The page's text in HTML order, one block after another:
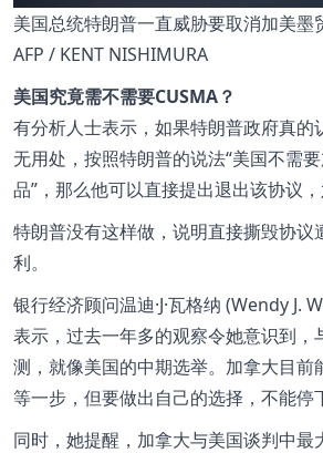
美国总统特朗普一直威胁要取消加美墨
AFP / KENT NISHIMURA
美国究竟需不需要CUSMA？
有分析人士表示，如果特朗普政府真的
无用处，按照特朗普的说法 美国不需
品
，那么他可以直接提出退出该协议，
特朗普没有这样做，说明直接撕毁协议
利。
银行经济顾问温迪·J·瓦格纳 (Wendy J.
表示，过去一年多的观察令她意识到，
测，就像美国的中期选举。加拿大目前
等一步，但要做出自己的选择，不能停
同时，她提醒，加拿大与美国谈判中最